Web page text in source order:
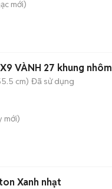
mới)
VÀNH 27 khung nhôm
cm) Đã sử dụng
mới)
Xanh nhạt